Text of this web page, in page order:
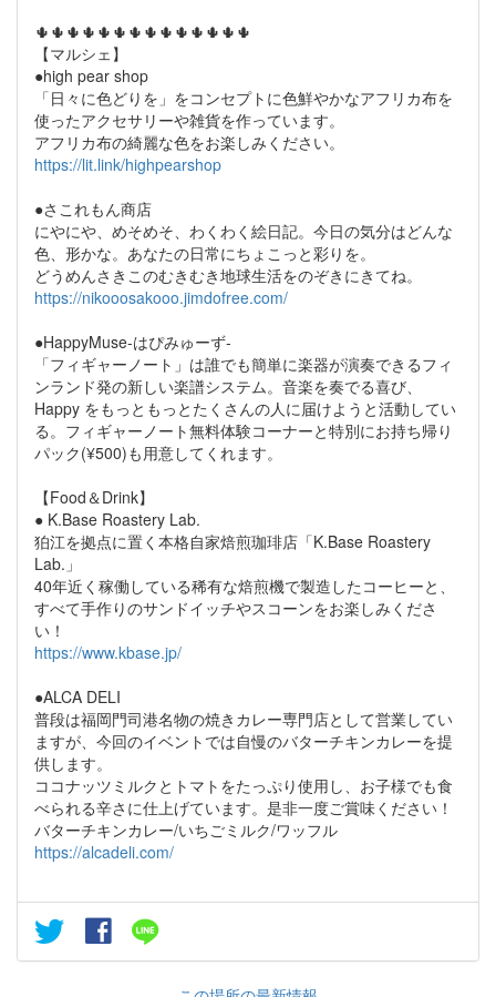
🌵🌵🌵🌵🌵🌵🌵🌵🌵🌵🌵🌵🌵🌵
【マルシェ】
●high pear shop
「日々に色どりを」をコンセプトに色鮮やかなアフリカ布を
使ったアクセサリーや雑貨を作っています。
アフリカ布の綺麗な色をお楽しみください。
https://lit.link/highpearshop
●さこれもん商店
にやにや、めそめそ、わくわく絵日記。今日の気分はどんな
色、形かな。あなたの日常にちょこっと彩りを。
どうめんさきこのむきむき地球生活をのぞきにきてね。
https://nikooosakooo.jimdofree.com/
●HappyMuse-はぴみゅーず-
「フィギャーノート」は誰でも簡単に楽器が演奏できるフィ
ンランド発の新しい楽譜システム。音楽を奏でる喜び、
Happy をもっともっとたくさんの人に届けようと活動してい
る。フィギャーノート無料体験コーナーと特別にお持ち帰り
パック(¥500)も用意してくれます。
【Food＆Drink】
● K.Base Roastery Lab.
狛江を拠点に置く本格自家焙煎珈琲店「K.Base Roastery
Lab.」
40年近く稼働している稀有な焙煎機で製造したコーヒーと、
すべて手作りのサンドイッチやスコーンをお楽しみくださ
い！
https://www.kbase.jp/
●ALCA DELI
普段は福岡門司港名物の焼きカレー専門店として営業してい
ますが、今回のイベントでは自慢のバターチキンカレーを提
供します。
ココナッツミルクとトマトをたっぷり使用し、お子様でも食
べられる辛さに仕上げています。是非一度ご賞味ください！
バターチキンカレー/いちごミルク/ワッフル
https://alcadeli.com/